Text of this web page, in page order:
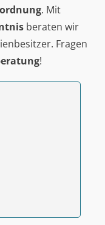
. Mit
beraten wir
Fragen
!